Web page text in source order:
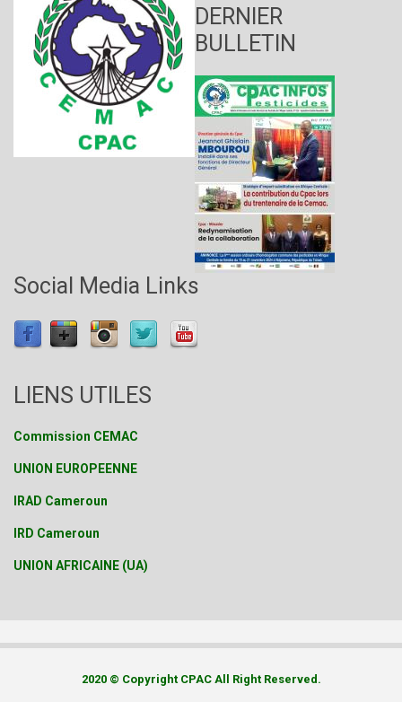
DERNIER
BULLETIN
Social Media Links
LIENS UTILES
Commission CEMAC
UNION EUROPEENNE
IRAD Cameroun
IRD Cameroun
UNION AFRICAINE (UA)
2020 © Copyright CPAC All Right Reserved.